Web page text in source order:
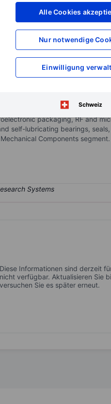
Alle Cookies
Nur notwendige
Einwilligung
Schweiz
XXXXXXX
XXXXXXX
XXXXXXX
XXXXXXX
Konto
and mechanical components
Components: It
packaging, RF and
self-lubricating bearings,
Components
Diese Informationen sind derzeit
nicht verfügbar. Aktualisieren Sie
versuchen Sie es später erneut.